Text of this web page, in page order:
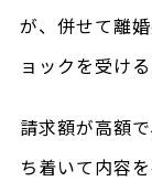
が、併せて離
ョックを受け
請求額が高額
ち着いて内容